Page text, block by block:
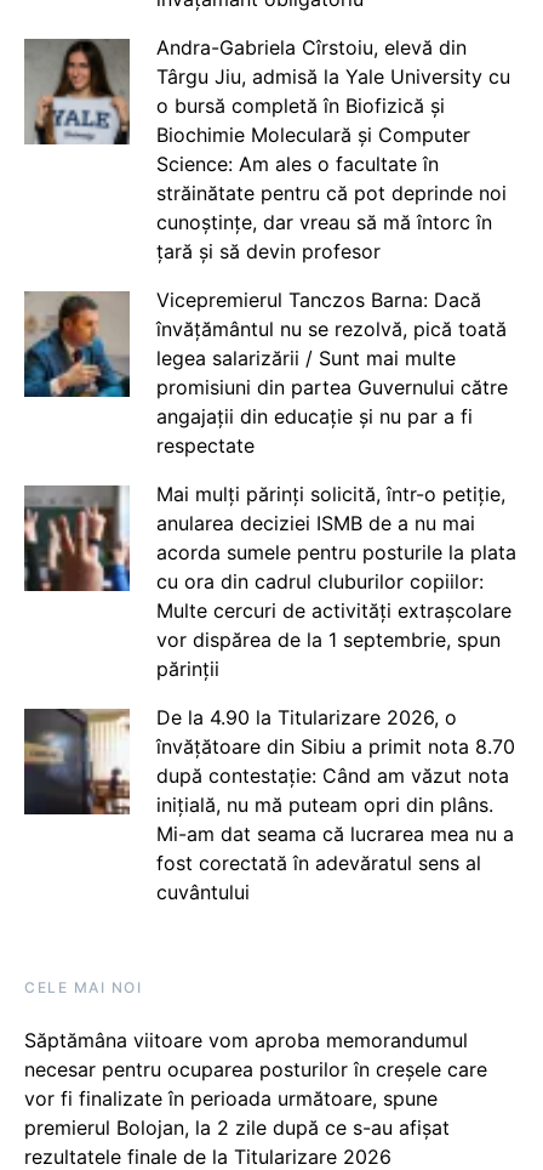
Andra-Gabriela Cîrstoiu, elevă din
Târgu Jiu, admisă la Yale University cu
o bursă completă în Biofizică și
Biochimie Moleculară și Computer
Science: Am ales o facultate în
străinătate pentru că pot deprinde noi
cunoștințe, dar vreau să mă întorc în
țară și să devin profesor
Vicepremierul Tanczos Barna: Dacă
învățământul nu se rezolvă, pică toată
legea salarizării / Sunt mai multe
promisiuni din partea Guvernului către
angajații din educație și nu par a fi
respectate
Mai mulți părinți solicită, într-o petiție,
anularea deciziei ISMB de a nu mai
acorda sumele pentru posturile la plata
cu ora din cadrul cluburilor copiilor:
Multe cercuri de activități extrașcolare
vor dispărea de la 1 septembrie, spun
părinții
De la 4.90 la Titularizare 2026, o
învățătoare din Sibiu a primit nota 8.70
după contestație: Când am văzut nota
inițială, nu mă puteam opri din plâns.
Mi-am dat seama că lucrarea mea nu a
fost corectată în adevăratul sens al
cuvântului
CELE MAI NOI
Săptămâna viitoare vom aproba memorandumul
necesar pentru ocuparea posturilor în creșele care
vor fi finalizate în perioada următoare, spune
premierul Bolojan, la 2 zile după ce s-au afișat
rezultatele finale de la Titularizare 2026